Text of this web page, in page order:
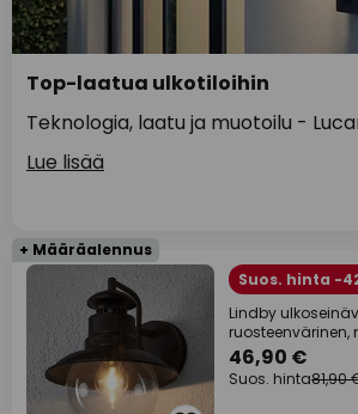
Top-laatua ulkotiloihin
Teknologia, laatu ja muotoilu -
Lue lisää
+ Määräalennus
Suos. hinta -
Lindby
ruosteenvärinen,
46,90 €
Suos. hinta81,90